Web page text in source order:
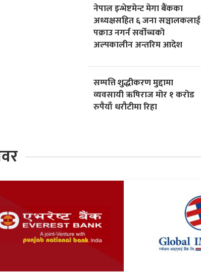
नेपाल इन्भेष्टमेन्ट मेगा बैंकका
अध्यक्षसहित ६ जना सञ्चालकलाई
पक्राउ नगर्न सर्वोच्चको
अल्पकालीन अन्तरिम आदेश
सम्पत्ति शुद्धीकरण मुद्दामा
व्यवसायी ऋषिराज मोर १ करोड
रुपैयाँ धरौटीमा रिहा